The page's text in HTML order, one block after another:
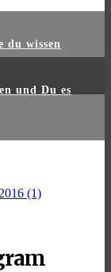
du wissen
und Du es